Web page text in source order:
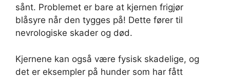
sånt. Problemet er bare at kjernen frigjør
blåsyre når den tygges på! Dette fører til
nevrologiske skader og død.
Kjernene kan også være fysisk skadelige, og
det er eksempler på hunder som har fått